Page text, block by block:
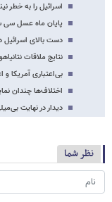
اسرائیل را به خطر
پایان ماه عسل سی
دست بالای اسرائیل
نتایج ملاقات
بی‌اعتباری آمریکا و
اختلاف‌ها چندان
دیدار در نهایت
نظر شما